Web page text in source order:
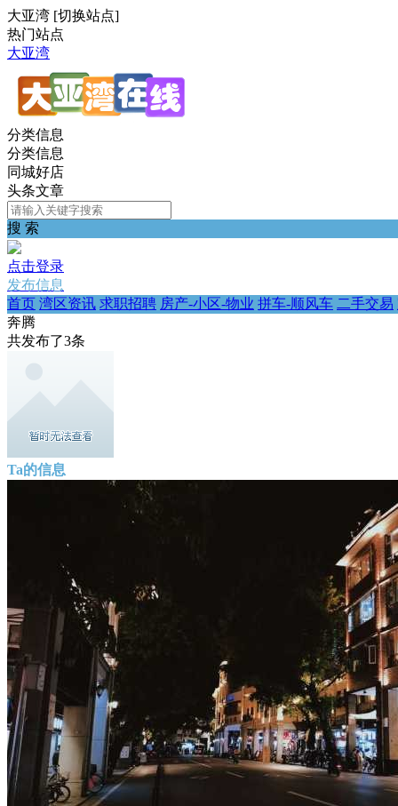
大亚湾 [切换站点]
热门站点
大亚湾
分类信息
分类信息
同城好店
头条文章
搜 索
点击登录
发布信息
首页 湾区资讯 求职招聘 房产-小区-物业 拼车-顺风车 二手交易
奔腾
共发布了3条
Ta的信息